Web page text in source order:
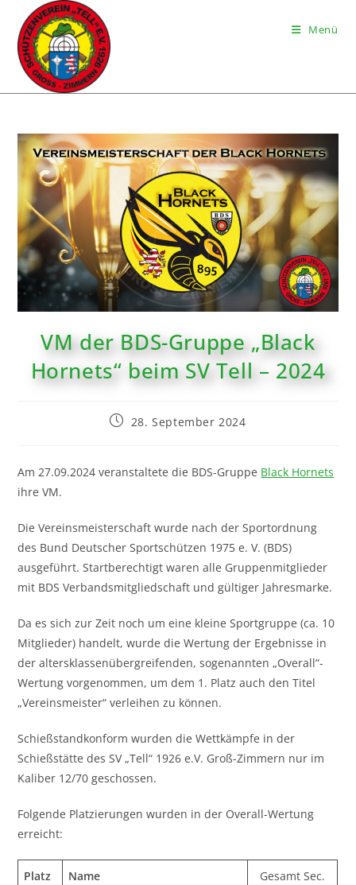
Menü
VM der BDS-Gruppe „Black
Hornets“ beim SV Tell – 2024
28. September 2024
Am 27.09.2024 veranstaltete die BDS-Gruppe Black Hornets
ihre VM.
Die Vereinsmeisterschaft wurde nach der Sportordnung
des Bund Deutscher Sportschützen 1975 e. V. (BDS)
ausgeführt. Startberechtigt waren alle Gruppenmitglieder
mit BDS Verbandsmitgliedschaft und gültiger Jahresmarke.
Da es sich zur Zeit noch um eine kleine Sportgruppe (ca. 10
Mitglieder) handelt, wurde die Wertung der Ergebnisse in
der altersklassenübergreifenden, sogenannten „Overall“-
Wertung vorgenommen, um dem 1. Platz auch den Titel
„Vereinsmeister“ verleihen zu können.
Schießstandkonform wurden die Wettkämpfe in der
Schießstätte des SV „Tell“ 1926 e.V. Groß-Zimmern nur im
Kaliber 12/70 geschossen.
Folgende Platzierungen wurden in der Overall-Wertung
erreicht:
Platz Name Gesamt Sec.